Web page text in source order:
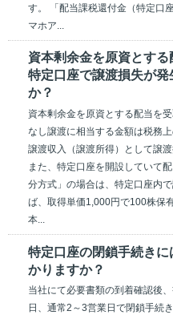
す。 「配当課税還付金（特定口
マホア...
資本剰余金を原資とする
特定口座で譲渡損失が
か？
資本剰余金を原資とする配当を
なし譲渡に相当する金額は税務
譲渡収入（譲渡所得）として譲
また、特定口座を開設していて
分方式」の場合は、特定口座内
ば、取得単価1,000円で100株保
本...
特定口座の閉鎖手続き
かりますか？
当社にて必要書類の到着確認後
日、通常2～3営業日で閉鎖手続